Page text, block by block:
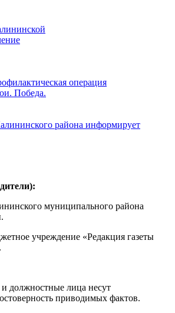
операция
Победа.
района информирует
муниципального района
учреждение «Редакция газеты
должностные лица несут
приводимых фактов.